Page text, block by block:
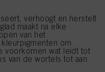
verhoogt en herstelt
maakt na elke
van het
om
voorkomen wat leidt tot
van de wortels tot aan